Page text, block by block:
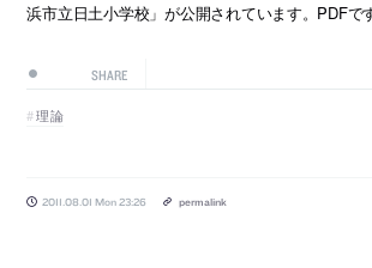
浜市立日土小学校」が公開されています。PDFです
SHARE
理論
2011.08.01 Mon 23:26 permalink